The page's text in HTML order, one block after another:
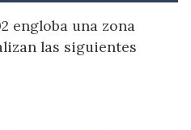
engloba una zona
las siguientes